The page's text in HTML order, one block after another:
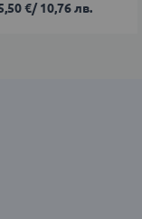
€/10,76 лв.